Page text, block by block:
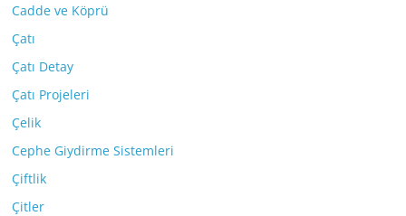
Cadde ve Köprü
Çatı
Çatı Detay
Çatı Projeleri
Çelik
Cephe Giydirme Sistemleri
Çiftlik
Çitler